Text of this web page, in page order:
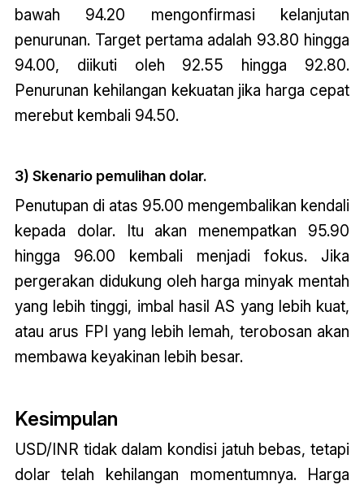
bawah 94.20 mengonfirmasi kelanjutan
penurunan. Target pertama adalah 93.80 hingga
94.00, diikuti oleh 92.55 hingga 92.80.
Penurunan kehilangan kekuatan jika harga cepat
merebut kembali 94.50.
3) Skenario pemulihan dolar.
Penutupan di atas 95.00 mengembalikan kendali
kepada dolar. Itu akan menempatkan 95.90
hingga 96.00 kembali menjadi fokus. Jika
pergerakan didukung oleh harga minyak mentah
yang lebih tinggi, imbal hasil AS yang lebih kuat,
atau arus FPI yang lebih lemah, terobosan akan
membawa keyakinan lebih besar.
Kesimpulan
USD/INR tidak dalam kondisi jatuh bebas, tetapi
dolar telah kehilangan momentumnya. Harga